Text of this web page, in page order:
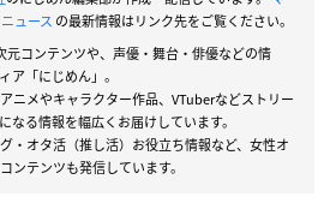
ニュース の最新情報はリンク先をご覧ください。
元コンテンツや、声優・舞台・俳優などの情
ア「にじめん」。
ニメやキャラクター作品、VTuberなどストリー
なる情報を幅広くお届けしています。
・オタ活（推し活）お役立ち情報など、女性オ
ンテンツも発信しています。